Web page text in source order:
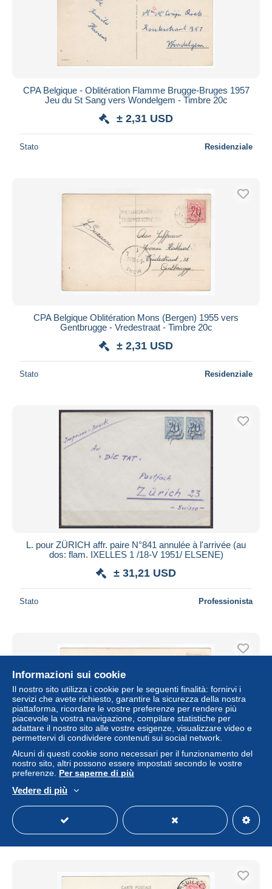
CPA Belgique - Oblitération Flamme Brugge-Bruges 1957
Jeu du St Sang vers Wondelgem - Timbre 20c
± 2,31 USD
Stato Residenziale
CPA Belgique Oblitération Mons (Bergen) 1955 vers
Gentbrugge - Vredestraat - Timbre 20c
± 2,31 USD
Stato Residenziale
L. pour ZÜRICH affr. paire N°841 annulée à l'arrivée (au
dos: flam. IXELLES 1 /18-V 1951/ ELSENE)
± 31,21 USD
Stato Professionista
BE CP Circulée Hove (Antwerpen) naar Lichtaart -
Residenziale
Informazioni sui cookie
Il nostro sito utilizza i cookie per le seguenti finalità: fornirvi i
servizi che avete richiesto, garantire la sicurezza della nostra
piattaforma, ricordare le vostre preferenze per rendere più
piacevole la vostra navigazione, compilare statistiche per
adattare il nostro sito alle vostre esigenze, visualizzare video e
permettervi di condividere contenuti sui social network.
Alcuni di questi cookie sono necessari per il funzionamento del
nostro sito, altri possono essere impostati secondo le vostre
preferenze. Per saperne di più
Vedere di più